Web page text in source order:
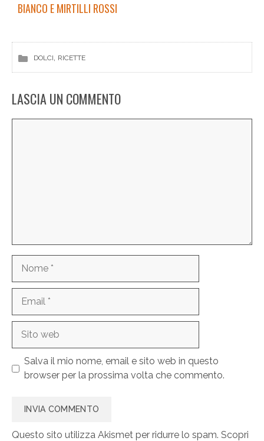
BIANCO E MIRTILLI ROSSI
DOLCI, RICETTE
LASCIA UN COMMENTO
web
Salva il mio nome, email e sito web in questo
browser per la prossima volta che commento.
Questo sito utilizza Akismet per ridurre lo spam. Scopri